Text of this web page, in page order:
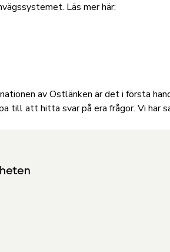
Läs mer här:
av Ostlänken är det i första
till att hitta svar på era frågor. Vi har